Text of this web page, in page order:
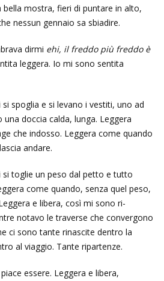
mostra, fieri di puntare in alto,
nessun gennaio sa sbiadire.
dirmi ehi, il freddo più freddo è
leggera. Io mi sono sentita
spoglia e si levano i vestiti, uno ad
doccia calda, lunga. Leggera
che indosso. Leggera come quando
andare.
si toglie un peso dal petto e tutto
come quando, senza quel peso,
e libera, così mi sono ri-
notavo le traverse che convergono
ci sono tante rinascite dentro la
al viaggio. Tante ripartenze.
essere. Leggera e libera,